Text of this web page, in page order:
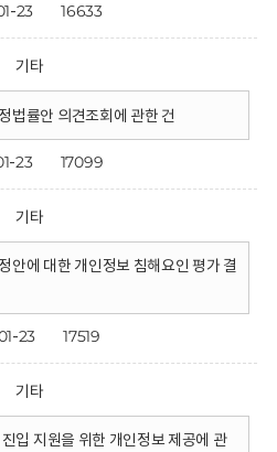
23 16633
기타
법률안 의견조회에 관한 건
23 17099
기타
안에 대한 개인정보 침해요인 평가 결
23 17519
기타
입 지원을 위한 개인정보 제공에 관